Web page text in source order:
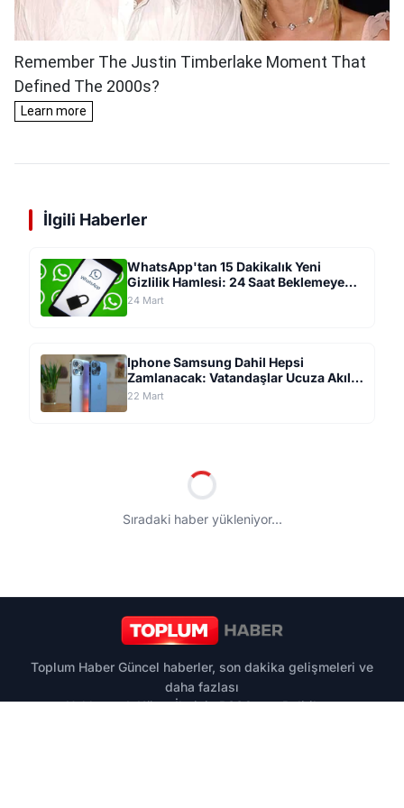
İlgili Haberler
WhatsApp'tan 15 Dakikalık Yeni
Gizlilik Hamlesi: 24 Saat Beklemeye
Son Veren Güvenlik Sistemi Geliyor
24 Mart
Iphone Samsung Dahil Hepsi
Zamlanacak: Vatandaşlar Ucuza Akıllı
Telefon İçin Mağazalara Akın Etti
22 Mart
Sıradaki haber yükleniyor...
Toplum Haber Güncel haberler, son dakika gelişmeleri ve
daha fazlası
HakkımızdaKünyeİletişimRSSÇerez Politikası